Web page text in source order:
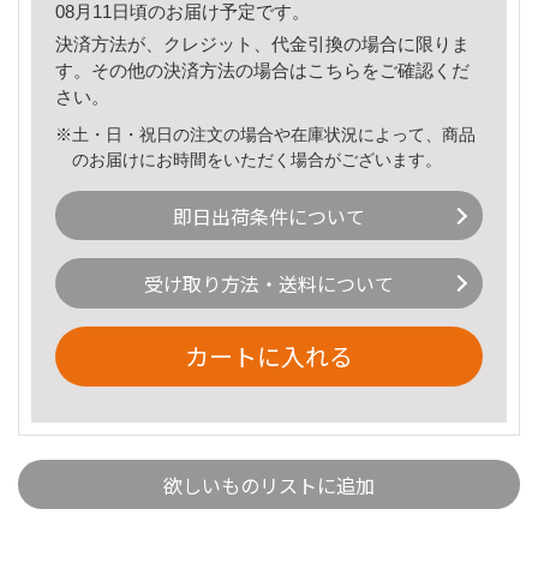
08月11日頃のお届け予定です。
決済方法が、クレジット、代金引換の場合に限りま
す。その他の決済方法の場合はこちら をご確認くだ
さい。
※土・日・祝日の注文の場合や在庫状況によって、商品
のお届けにお時間をいただく場合がございます。
即日出荷条件について
受け取り方法・送料について
カートに入れる
欲しいものリストに追加